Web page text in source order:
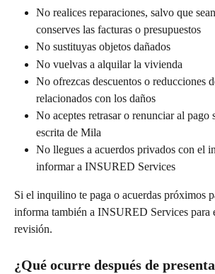
No realices reparaciones, salvo que
conserves las facturas o presupuestos
No sustituyas objetos dañados
No vuelvas a alquilar la vivienda
No ofrezcas descuentos o reducciones
relacionados con los daños
No aceptes retrasar o renunciar al pago
escrita de Mila
No llegues a acuerdos privados con el
informar a INSURED Services
Si el inquilino te paga o acuerdas próximos
informa también a INSURED Services para
revisión.
¿Qué ocurre después de